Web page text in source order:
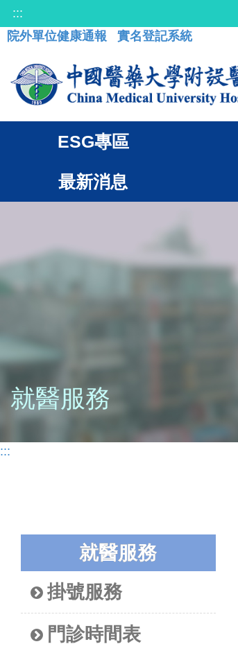
:::
院外單位健康通報
實名登記系統
ESG專區
最新消息
就醫服務
:::
就醫服務
掛號服務
門診時間表